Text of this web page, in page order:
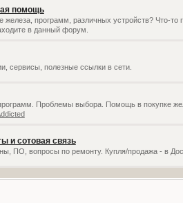
помощь
железа, программ, различных устройств? Что-то
в данный форум.
сервисы, полезные ссылки в сети.
Проблемы выбора. Помощь в покупке
и сотовая связь
ПО, вопросы по ремонту. Купля/продажа - в